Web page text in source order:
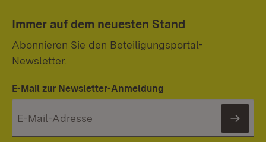
Immer auf dem neuesten Stand
Abonnieren Sie den Beteiligungsportal-
Newsletter.
E-Mail zur Newsletter-Anmeldung